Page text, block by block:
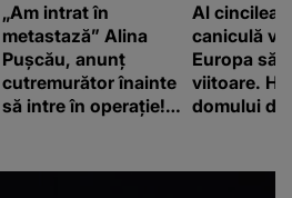
„Am intrat în
metastază” Alina
Pușcău, anunț
cutremurător înainte
să intre în operație!
fanilor
Al cincilea
caniculă
Europa
viitoare.
domului de